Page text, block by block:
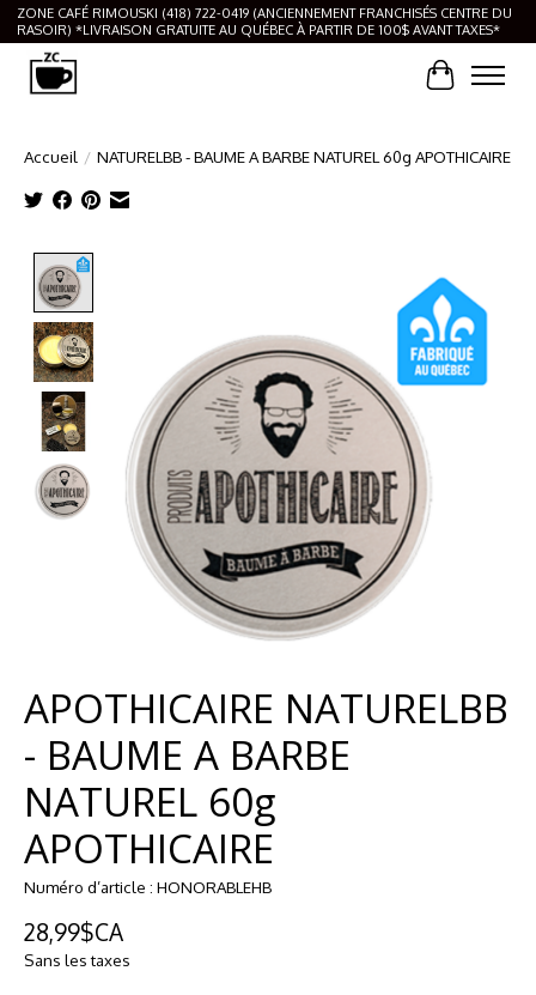
ZONE CAFÉ RIMOUSKI (418) 722-0419 (ANCIENNEMENT FRANCHISÉS CENTRE DU
RASOIR) *LIVRAISON GRATUITE AU QUÉBEC À PARTIR DE 100$ AVANT TAXES*
Panier
Accueil / NATURELBB - BAUME A BARBE NATUREL 60g APOTHICAIRE
APOTHICAIRE NATURELBB
- BAUME A BARBE
NATUREL 60g
APOTHICAIRE
Numéro d’article : HONORABLEHB
28,99$CA
Sans les taxes